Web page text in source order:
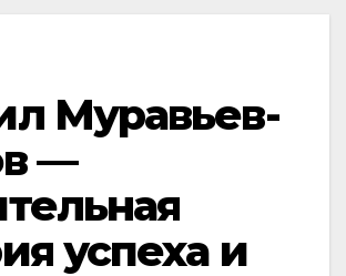
Муравьев-
—
успеха и